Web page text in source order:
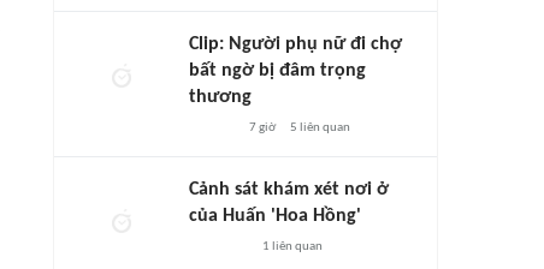
Clip: Người phụ nữ đi chợ
bất ngờ bị đâm trọng
thương
7 giờ 5 liên quan
Cảnh sát khám xét nơi ở
của Huấn 'Hoa Hồng'
1 liên quan